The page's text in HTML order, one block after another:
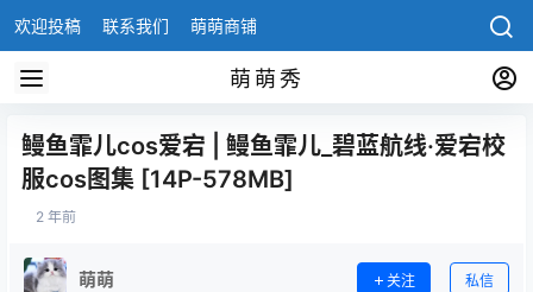
欢迎投稿 联系我们 萌萌商铺
萌萌秀
鳗鱼霏儿cos爱宕 | 鳗鱼霏儿_碧蓝航线·爱宕校
服cos图集 [14P-578MB]
2 年前
萌萌 关注 私信